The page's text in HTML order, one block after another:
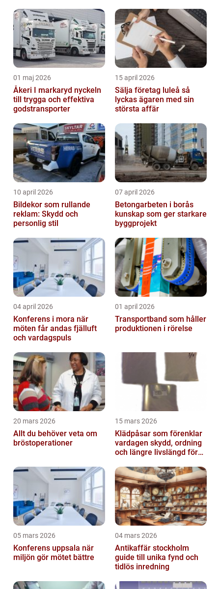
stöd
01 maj 2026
Åkeri I markaryd nyckeln
till trygga och effektiva
godstransporter
15 april 2026
Sälja företag luleå så
lyckas ägaren med sin
största affär
10 april 2026
Bildekor som rullande
reklam: Skydd och
personlig stil
07 april 2026
Betongarbeten i borås
kunskap som ger starkare
byggprojekt
04 april 2026
Konferens i mora när
möten får andas fjälluft
och vardagspuls
01 april 2026
Transportband som håller
produktionen i rörelse
20 mars 2026
Allt du behöver veta om
bröstoperationer
15 mars 2026
Klädpåsar som förenklar
vardagen skydd, ordning
och längre livslängd för
05 mars 2026
Konferens uppsala när
miljön gör mötet bättre
04 mars 2026
Antikaffär stockholm
guide till unika fynd och
tidlös inredning